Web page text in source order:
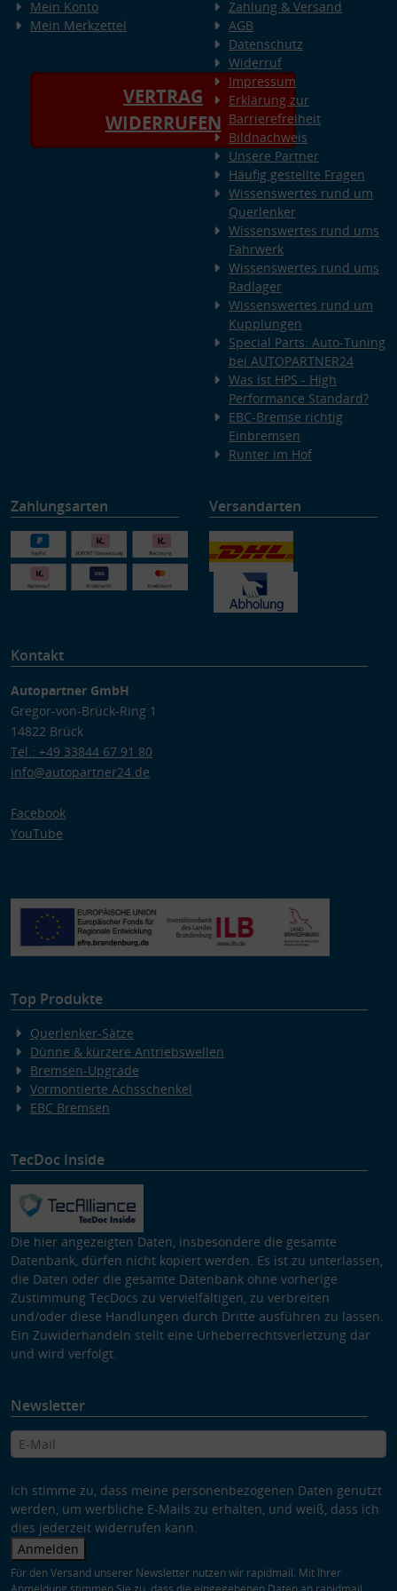
Mein Konto
Mein Merkzettel
VERTRAG
WIDERRUFEN
Zahlung & Versand
AGB
Datenschutz
Widerruf
Impressum
Erklärung zur
Barrierefreiheit
Bildnachweis
Unsere Partner
Häufig gestellte Fragen
Wissenswertes rund um
Querlenker
Wissenswertes rund ums
Fahrwerk
Wissenswertes rund ums
Radlager
Wissenswertes rund um
Kupplungen
Special Parts: Auto-Tuning
bei AUTOPARTNER24
Was ist HPS - High
Performance Standard?
EBC-Bremse richtig
Einbremsen
Runter im Hof
Zahlungsarten Versandarten
Kontakt
Autopartner GmbH
Gregor-von-Brück-Ring 1
14822 Brück
Tel.: +49 33844 67 91 80
info@autopartner24.de
Facebook
YouTube
Top Produkte
Querlenker-Sätze
Dünne & kürzere Antriebswellen
Bremsen-Upgrade
Vormontierte Achsschenkel
EBC Bremsen
TecDoc Inside
Die hier angezeigten Daten, insbesondere die gesamte
Datenbank, dürfen nicht kopiert werden. Es ist zu unterlassen,
die Daten oder die gesamte Datenbank ohne vorherige
Zustimmung TecDocs zu vervielfältigen, zu verbreiten
und/oder diese Handlungen durch Dritte ausführen zu lassen.
Ein Zuwiderhandeln stellt eine Urheberrechtsverletzung dar
und wird verfolgt.
Newsletter
Ich stimme zu, dass meine personenbezogenen Daten genutzt
werden, um werbliche E-Mails zu erhalten, und weiß, dass ich
dies jederzeit widerrufen kann.
Anmelden
Für den Versand unserer Newsletter nutzen wir rapidmail. Mit Ihrer